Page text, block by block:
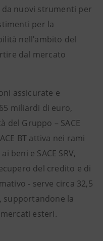
nuovi strumenti per
per la
nell’ambito del
dal mercato
assicurate e
miliardi di euro,
del Gruppo – SACE
BT attiva nei rami
beni e SACE SRV,
del credito e di
- serve circa 32,5
supportandone la
esteri.